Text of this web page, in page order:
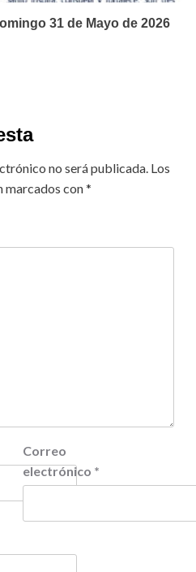
31 de Mayo de 2026
no será publicada. Los
marcados con*
Correo
electrónico *